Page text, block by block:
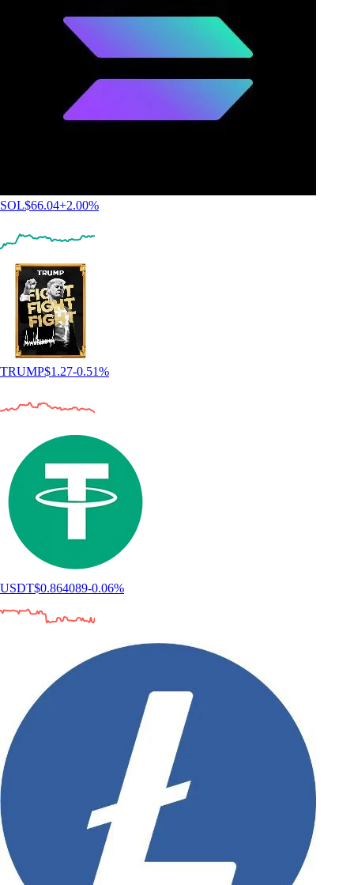
SOL$66.04+2.00%
TRUMP$1.27-0.51%
USDT$0.864089-0.06%